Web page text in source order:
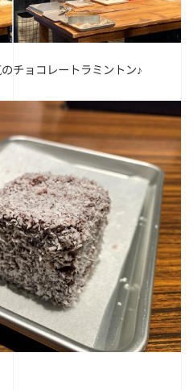
チョコレートラミントン♪